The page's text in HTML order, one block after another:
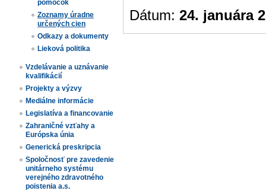
pomôcok
Zoznamy úradne
určených cien​
Odkazy a dokumenty
Lieková politika
Vzdelávanie a uznávanie
kvalifikácií
Projekty a výzvy
Mediálne informácie
Legislatíva a financovanie
Zahraničné vzťahy a
Európska únia
Generická preskripcia
Spoločnosť pre zavedenie
unitárneho systému
verejného zdravotného
poistenia a.s.
Dátum: 24. januára